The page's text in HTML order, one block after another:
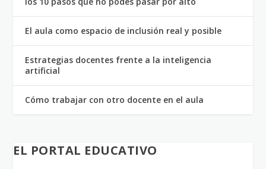
El aula como espacio de inclusión real y posible
Estrategias docentes frente a la inteligencia
artificial
Cómo trabajar con otro docente en el aula
EL PORTAL EDUCATIVO